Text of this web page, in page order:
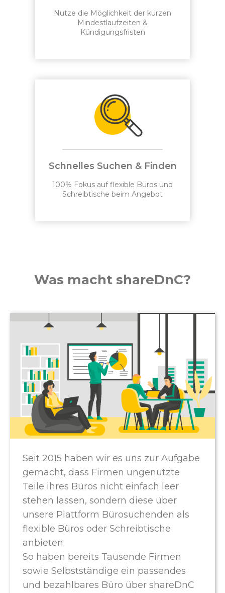
Nutze die Möglichkeit der kurzen
Mindestlaufzeiten &
Kündigungsfristen
Schnelles Suchen & Finden
100% Fokus auf flexible Büros und
Schreibtische beim Angebot
Was macht shareDnC?
Seit 2015 haben wir es uns zur Aufgabe
gemacht, dass Firmen ungenutzte
Teile ihres Büros nicht einfach leer
stehen lassen, sondern diese über
unsere Plattform Bürosuchenden als
flexible Büros oder Schreibtische
anbieten.
So haben bereits Tausende Firmen
sowie Selbstständige ein passendes
und bezahlbares Büro über shareDnC